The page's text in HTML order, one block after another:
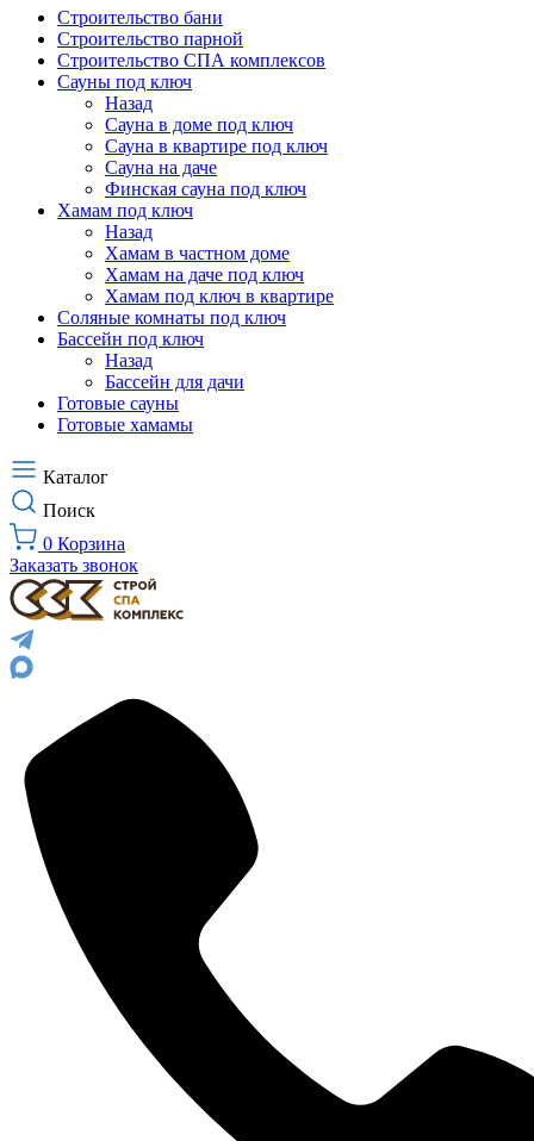
Строительство бани
Строительство парной
Строительство СПА комплексов
Сауны под ключ
Назад
Сауна в доме под ключ
Сауна в квартире под ключ
Сауна на даче
Финская сауна под ключ
Хамам под ключ
Назад
Хамам в частном доме
Хамам на даче под ключ
Хамам под ключ в квартире
Соляные комнаты под ключ
Бассейн под ключ
Назад
Бассейн для дачи
Готовые сауны
Готовые хамамы
Каталог
Поиск
0 Корзина
Заказать звонок